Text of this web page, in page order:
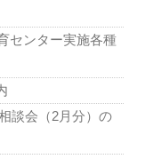
センター実施各種
談会（2月分）の